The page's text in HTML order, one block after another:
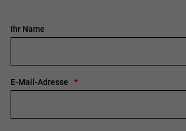
Ihr Name
E-Mail-Adresse